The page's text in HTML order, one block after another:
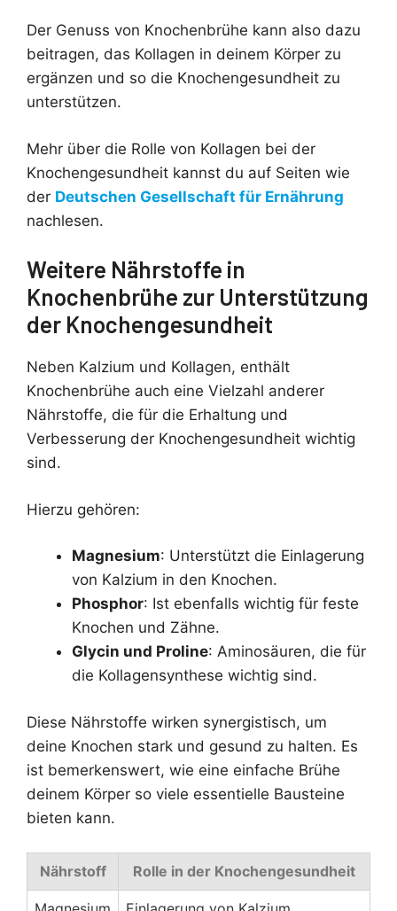
Der Genuss von Knochenbrühe kann also dazu
beitragen, das Kollagen in deinem Körper zu
ergänzen und so die Knochengesundheit zu
unterstützen.
Mehr über die Rolle von Kollagen bei der
Knochengesundheit kannst du auf Seiten wie
der Deutschen Gesellschaft für Ernährung
nachlesen.
Weitere Nährstoffe in
Knochenbrühe zur Unterstützung
der Knochengesundheit
Neben Kalzium und Kollagen, enthält
Knochenbrühe auch eine Vielzahl anderer
Nährstoffe, die für die Erhaltung und
Verbesserung der Knochengesundheit wichtig
sind.
Hierzu gehören:
Magnesium: Unterstützt die Einlagerung
von Kalzium in den Knochen.
Phosphor: Ist ebenfalls wichtig für feste
Knochen und Zähne.
Glycin und Proline: Aminosäuren, die für
die Kollagensynthese wichtig sind.
Diese Nährstoffe wirken synergistisch, um
deine Knochen stark und gesund zu halten. Es
ist bemerkenswert, wie eine einfache Brühe
deinem Körper so viele essentielle Bausteine
bieten kann.
Nährstoff Rolle in der Knochengesundheit